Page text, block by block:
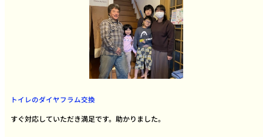
トイレのダイヤフラム交換
すぐ対応していただき満足です。助かりました。